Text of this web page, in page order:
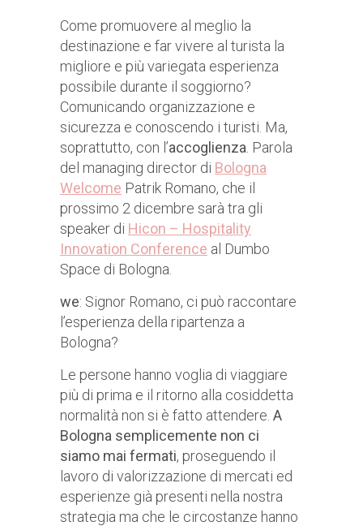
Come promuovere al meglio la
destinazione e far vivere al turista la
migliore e più variegata esperienza
possibile durante il soggiorno?
Comunicando organizzazione e
sicurezza e conoscendo i turisti. Ma,
soprattutto, con l’accoglienza . Parola
del managing director di Bologna
Welcome Patrik Romano, che il
prossimo 2 dicembre sarà tra gli
speaker di Hicon – Hospitality
Innovation Conference al Dumbo
Space di Bologna.
we: Signor Romano, ci può raccontare
l’esperienza della ripartenza a
Bologna?
Le persone hanno voglia di viaggiare
più di prima e il ritorno alla cosiddetta
normalità non si è fatto attendere. A
Bologna semplicemente non ci
siamo mai fermati, proseguendo il
lavoro di valorizzazione di mercati ed
esperienze già presenti nella nostra
strategia ma che le circostanze hanno